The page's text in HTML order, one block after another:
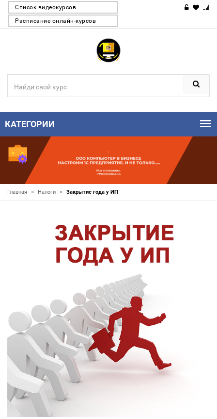
Список видеокурсов
Расписание онлайн-курсов
КАТЕГОРИИ
Главная » Налоги » Закрытие года у ИП